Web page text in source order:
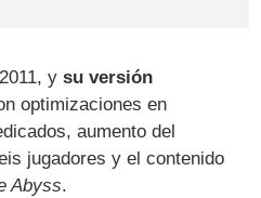
ysu versión
optimizaciones en
aumento del
jugadores y el contenido
Abyss.